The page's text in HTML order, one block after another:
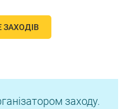
ЗАХОДІВ
заходу.